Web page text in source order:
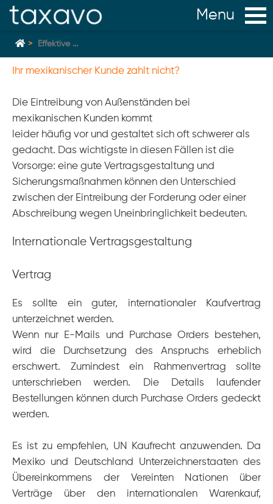
Home
Startseite
NEWS & INFO
Vorteile
Service
Team
Mauricio Foeth Consultant bei Fisher WorldWide
Mitarbeiterentsendung Mexiko
Effektive Forderungseintreibung in Mexiko
Kontakt
taxavo
Medellin 184 - of. 111, Col. Roma Norte
info@taxavo.mx
+49 (0)1575 888 0464
Effektive ...
Ihr mexikanischer Kunde zahlt nicht?
Die Eintreibung von Außenständen bei
mexikanischen Kunden kommt
leider häufig vor und gestaltet sich oft schwerer als
gedacht. Das wichtigste in diesen Fällen ist die
Vorsorge: eine gute Vertragsgestaltung und
Sicherungsmaßnahmen können den Unterschied
zwischen der Eintreibung der Forderung oder einer
Abschreibung wegen Uneinbringlichkeit bedeuten.
Internationale Vertragsgestaltung
Vertrag
Es sollte ein guter, internationaler Kaufvertrag
unterzeichnet werden.
Wenn nur E-Mails und Purchase Orders bestehen,
wird die Durchsetzung des Anspruchs erheblich
erschwert. Zumindest ein Rahmenvertrag sollte
unterschrieben werden. Die Details laufender
Bestellungen können durch Purchase Orders gedeckt
werden.
Es ist zu empfehlen, UN Kaufrecht anzuwenden. Da
Mexiko und Deutschland Unterzeichnerstaaten des
Übereinkommens der Vereinten Nationen über
Verträge über den internationalen Warenkauf,